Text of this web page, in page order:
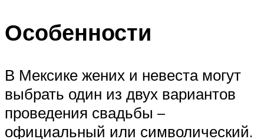
Особенности
В Мексике жених и невеста могут
выбрать один из двух вариантов
проведения свадьбы –
официальный или символический.